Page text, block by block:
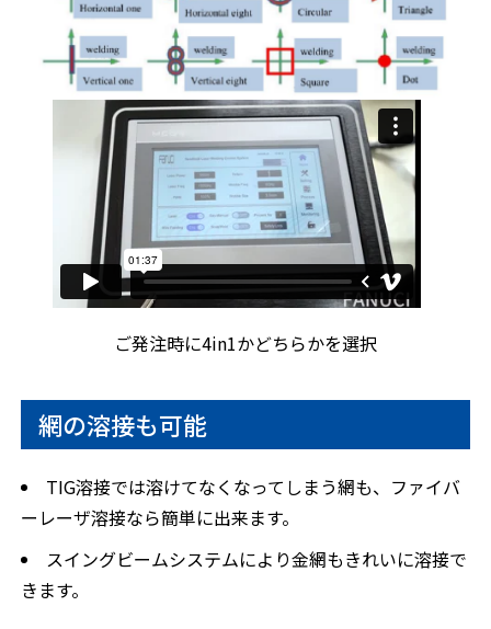
ご発注時に4in1かどちらかを選択
網の溶接も可能
TIG溶接では溶けてなくなってしまう網も、ファイバ
ーレーザ溶接なら簡単に出来ます。
スイングビームシステムにより金網もきれいに溶接で
きます。